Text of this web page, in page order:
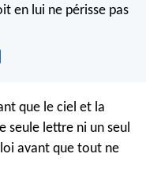
en lui ne périsse pas
que le ciel et la
seule lettre ni un seul
avant que tout ne